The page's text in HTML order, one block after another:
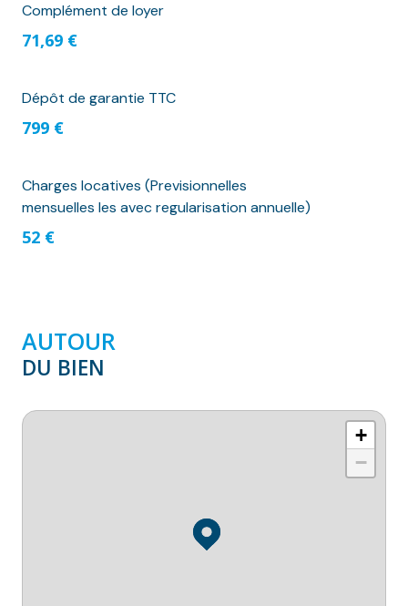
Complément de loyer
71,69 €
Dépôt de garantie TTC
799 €
Charges locatives (Previsionnelles
mensuelles les avec regularisation annuelle)
52 €
AUTOUR
DU BIEN
+
−